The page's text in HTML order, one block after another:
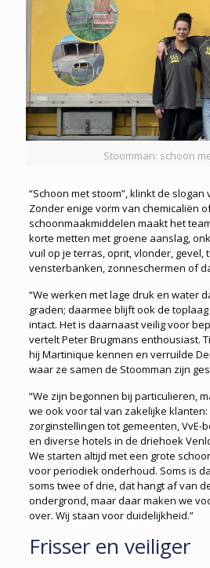
Stoomman: schoon
“Schoon met stoom”, klinkt de slogan
Zonder enige vorm van chemicaliën
schoonmaakmiddelen maakt het
korte metten met groene aanslag,
vuil op je terras, oprit, vlonder, gevel,
vensterbanken, zonneschermen of
“We werken met lage druk en water
graden; daarmee blijft ook de
intact. Het is daarnaast veilig voor
vertelt Peter Brugmans enthousiast.
hij Martinique kennen en verruilde
waar ze samen de Stoomman zijn
“We zijn begonnen bij particulieren,
we ook voor tal van zakelijke
zorginstellingen tot gemeenten, VvE-
en diverse hotels in de driehoek
We starten altijd met een grote
voor periodiek onderhoud. Soms is
soms twee of drie, dat hangt af van
ondergrond, maar daar maken we
over. Wij staan voor duidelijkheid.”
Frisser en veiliger